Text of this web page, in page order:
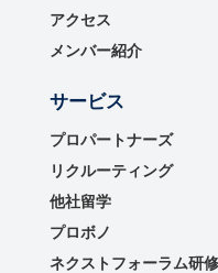
アクセス
メンバー紹介
サービス
プロパートナーズ
リクルーティング
他社留学
プロボノ
ネクストフォーラム研修